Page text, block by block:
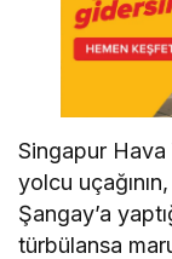
Singapur Hava
yolcu
Şangay’a
türbülansa